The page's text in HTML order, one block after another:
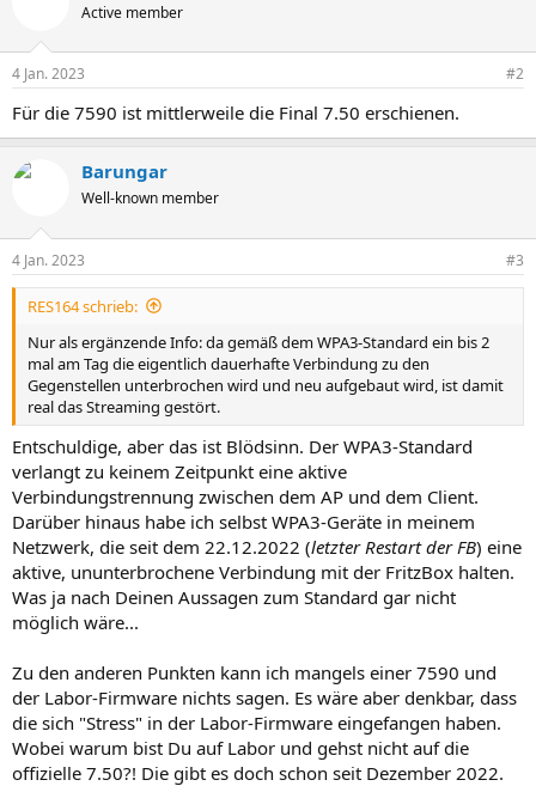
Active member
4 Jan. 2023 #2
Für die 7590 ist mittlerweile die Final 7.50 erschienen.
Barungar
Well-known member
4 Jan. 2023 #3
RES164 schrieb:
Nur als ergänzende Info: da gemäß dem WPA3-Standard ein bis 2
mal am Tag die eigentlich dauerhafte Verbindung zu den
Gegenstellen unterbrochen wird und neu aufgebaut wird, ist damit
real das Streaming gestört.
Entschuldige, aber das ist Blödsinn. Der WPA3-Standard
verlangt zu keinem Zeitpunkt eine aktive
Verbindungstrennung zwischen dem AP und dem Client.
Darüber hinaus habe ich selbst WPA3-Geräte in meinem
Netzwerk, die seit dem 22.12.2022 (letzter Restart der FB) eine
aktive, ununterbrochene Verbindung mit der FritzBox halten.
Was ja nach Deinen Aussagen zum Standard gar nicht
möglich wäre...
Zu den anderen Punkten kann ich mangels einer 7590 und
der Labor-Firmware nichts sagen. Es wäre aber denkbar, dass
die sich "Stress" in der Labor-Firmware eingefangen haben.
Wobei warum bist Du auf Labor und gehst nicht auf die
offizielle 7.50?! Die gibt es doch schon seit Dezember 2022.